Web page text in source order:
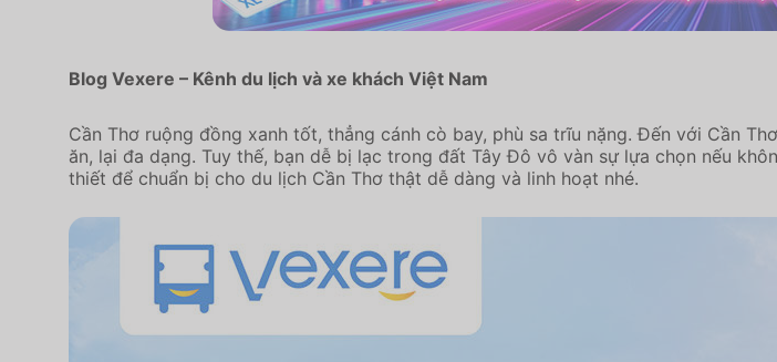
Blog Vexere – Kênh du lịch và xe khách Việt Nam
Cần Thơ ruộng đồng xanh tốt, thẳng cánh cò bay, phù sa trĩu nặng. Đến với Cần
ăn, lại đa dạng. Tuy thế, bạn dễ bị lạc trong đất Tây Đô vô vàn sự lựa chọn nếu
thiết để chuẩn bị cho du lịch Cần Thơ thật dễ dàng và linh hoạt nhé.